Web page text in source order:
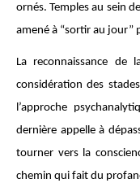
ornés. Temples au sein
amené à “sortir au jour”
La reconnaissance de
considération des
l’approche
dernière appelle à
tourner vers la
chemin qui fait du